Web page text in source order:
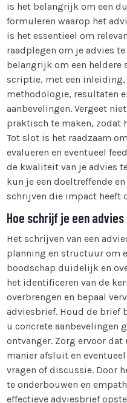
is het belangrijk om een
formuleren waarop het
is het essentieel om
raadplegen om je advies
belangrijk om een heldere
scriptie, met een
methodologie, resultaten
aanbevelingen. Vergeet
praktisch te maken, zodat
Tot slot is het raadzaam
evalueren en eventueel
de kwaliteit van je advies
kun je een doeltreffende
schrijven die impact heeft
Hoe schrijf je een
Het schrijven van een
planning en structuur om
boodschap duidelijk en
het identificeren van de
overbrengen en bepaal
adviesbrief. Houd de brief
u concrete aanbevelingen
ontvanger. Zorg ervoor
manier afsluit en
vragen of discussie. Door
te onderbouwen en
effectieve adviesbrief